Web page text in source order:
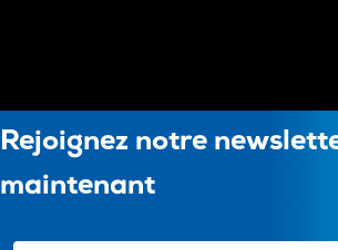
Rejoignez notre
maintenant